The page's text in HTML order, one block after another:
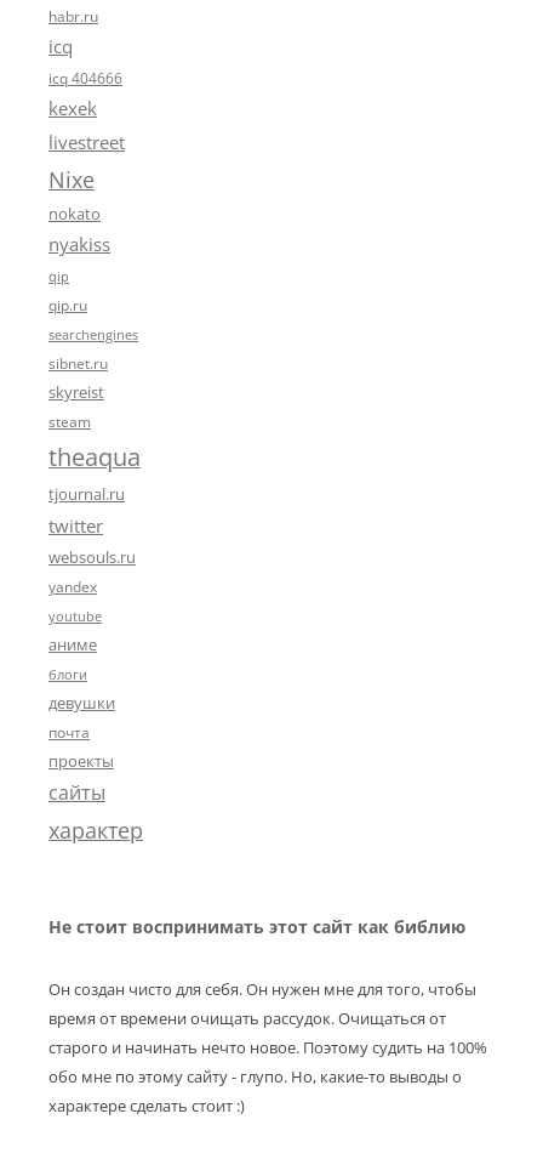
habr.ru
icq
icq 404666
kexek
livestreet
Nixe
nokato
nyakiss
qip
qip.ru
searchengines
sibnet.ru
skyreist
steam
theaqua
tjournal.ru
twitter
websouls.ru
yandex
youtube
аниме
блоги
девушки
почта
проекты
сайты
характер
Не стоит воспринимать этот сайт как библию
Он создан чисто для себя. Он нужен мне для того, чтобы
время от времени очищать рассудок. Очищаться от
старого и начинать нечто новое. Поэтому судить на 100%
обо мне по этому сайту - глупо. Но, какие-то выводы о
характере сделать стоит :)